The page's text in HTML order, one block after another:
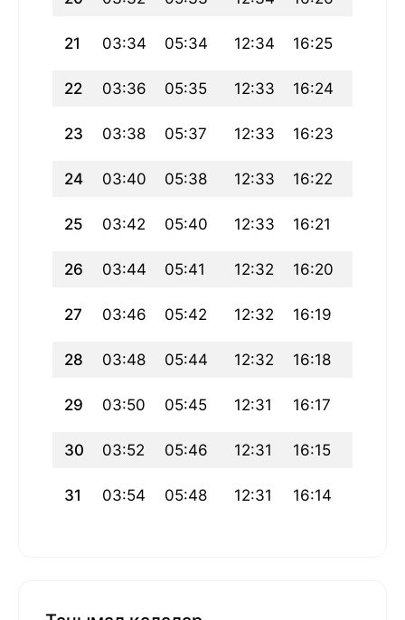
21 03:34 05:34 12:34 16:25
22 03:36 05:35 12:33 16:24
23 03:38 05:37 12:33 16:23
24 03:40 05:38 12:33 16:22
25 03:42 05:40 12:33 16:21
26 03:44 05:41 12:32 16:20
27 03:46 05:42 12:32 16:19
28 03:48 05:44 12:32 16:18
29 03:50 05:45 12:31 16:17
30 03:52 05:46 12:31 16:15
31 03:54 05:48 12:31 16:14